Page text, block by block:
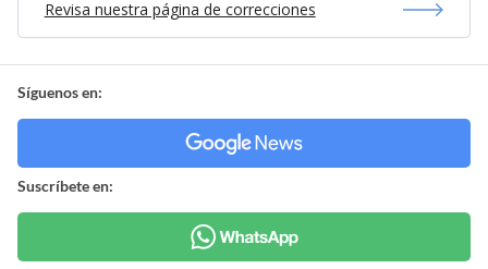
Revisa nuestra página de correcciones
Síguenos en:
Suscríbete en: